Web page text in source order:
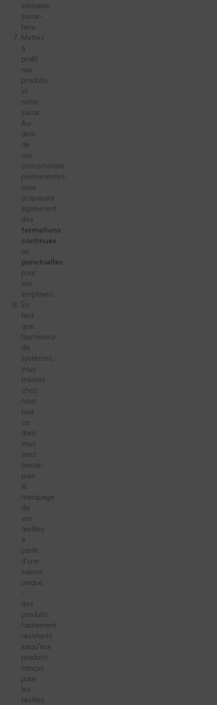
véritable
savoir-
faire.
Mettez
à
profit
nos
produits
et
notre
savoir.
Au-
delà
de
nos
concertations
permanentes,
nous
proposons
également
des
formations
continues
ou
ponctuelles
pour
vos
employés.
En
tant
que
fournisseur
de
systèmes,
vous
trouvez
chez
nous
tout
ce
dont
vous
avez
besoin
pour
le
marquage
de
vos
textiles
à
partir
d'une
source
unique
-
des
produits
hautement
résistants
jusqu’aux
produits
conçus
pour
les
textiles